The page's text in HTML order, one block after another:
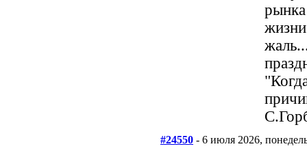
жизни
#24550 - 6 июля 2026,